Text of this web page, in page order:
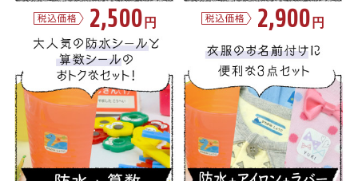
2,500 円 2,900 円